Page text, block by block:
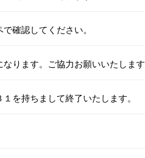
確認してください。
ります。ご協力お願いいたします
持ちまして終了いたします。